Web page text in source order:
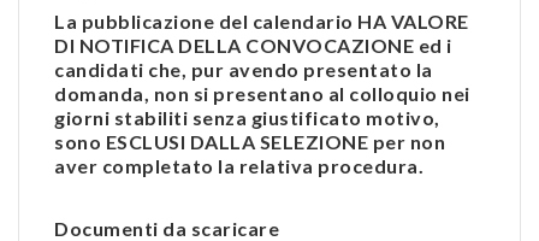
La pubblicazione del calendario HA VALORE
DI NOTIFICA DELLA CONVOCAZIONE ed i
candidati che, pur avendo presentato la
domanda, non si presentano al colloquio nei
giorni stabiliti senza giustificato motivo,
sono ESCLUSI DALLA SELEZIONE per non
aver completato la relativa procedura.
Documenti da scaricare